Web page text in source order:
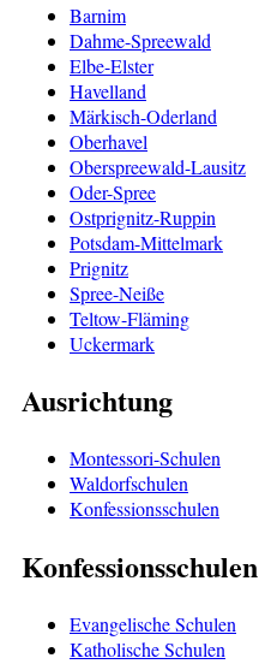
Barnim
Dahme-Spreewald
Elbe-Elster
Havelland
Märkisch-Oderland
Oberhavel
Oberspreewald-Lausitz
Oder-Spree
Ostprignitz-Ruppin
Potsdam-Mittelmark
Prignitz
Spree-Neiße
Teltow-Fläming
Uckermark
Ausrichtung
Montessori-Schulen
Waldorfschulen
Konfessionsschulen
Konfessionsschulen
Evangelische Schulen
Katholische Schulen